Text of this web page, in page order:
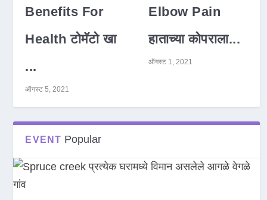
Benefits For
Health टोमॅटो खा
...
ऑगस्ट 5, 2021
Elbow Pain
हाताच्या कोपराला...
ऑगस्ट 1, 2021
EVENT Popular